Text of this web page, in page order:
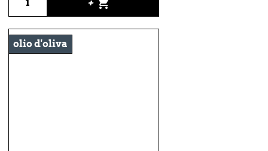
olio d'oliva